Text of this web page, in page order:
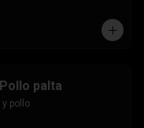
palta
pollo